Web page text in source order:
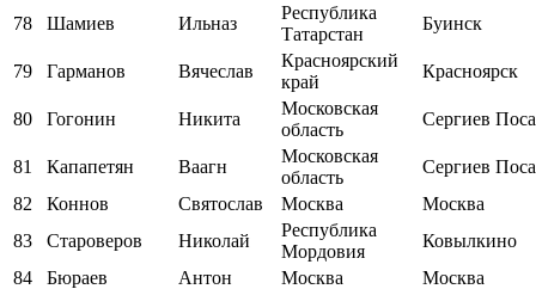
78 Шамиев Ильназ
Республика
Татарстан
Буинск
79 Гарманов Вячеслав
Красноярский
край
Красноярск
80 Гогонин Никита
Московская
область
Сергиев
81 Капапетян Ваагн
Московская
область
Сергиев
82
Коннов Святослав Москва
Москва
83
Староверов Николай
Республика
Мордовия
Ковылкино
84
Бюраев Антон Москва
Москва